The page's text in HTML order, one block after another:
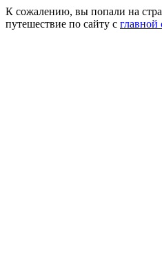
К сожалению, вы попали на
путешествие по сайту с главной